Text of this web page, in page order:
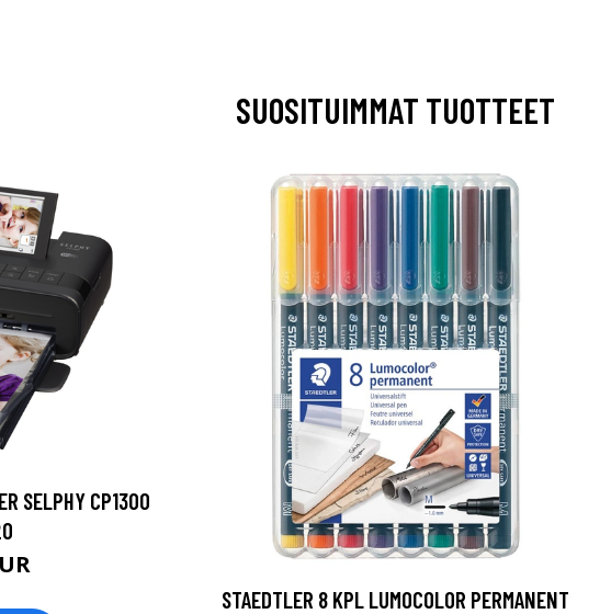
SUOSITUIMMAT TUOTTEET
SELPHY CP1300
STAEDTLER 8 KPL LUMOCOLOR PERMANENT